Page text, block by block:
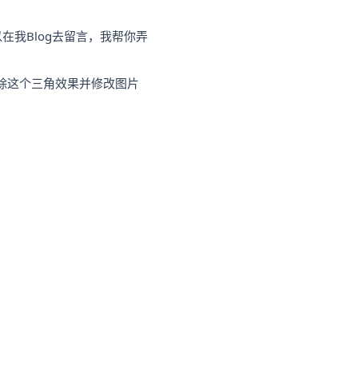
我Blog去留言，我帮你弄
这个三角效果并修改图片